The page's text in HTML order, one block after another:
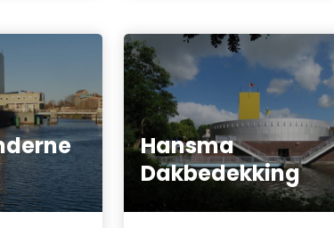
Hansma
Dakbedekking